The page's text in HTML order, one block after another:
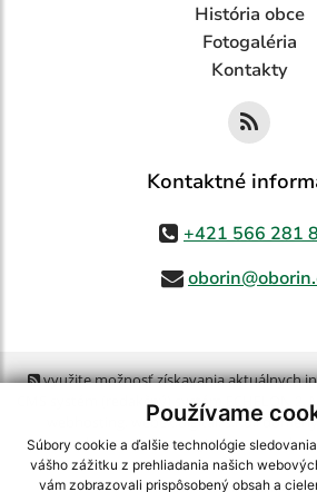
Používame
Súbory cookie a ďalšie technológie
vášho zážitku z prehliadania našich
vám zobrazovali prispôsobený obsah a
História obce
Fotogaléria
Kontakty
Kontaktné
+421 566 281
využite možnosť získavania aktuálnych
CMS systém (redakčný) systém ECHELON 2,
webex.digital, s.r.o.,domény
spoločnosť webex.digital, s.r.o.,